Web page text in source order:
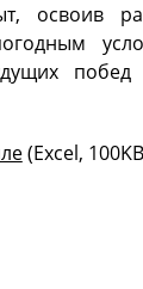
освоив
(Excel,